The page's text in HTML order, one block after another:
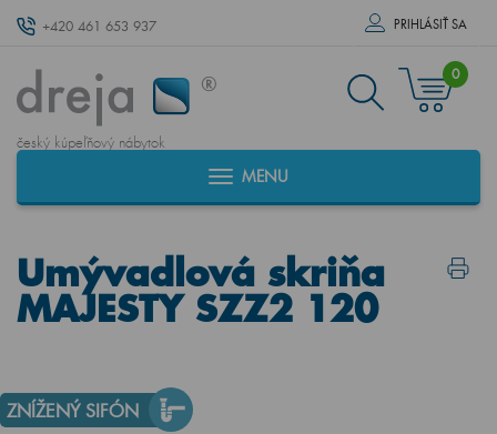
+420 461 653 937 PRIHLÁSIŤ SA
český kúpeľňový nábytok
0
MENU
Umývadlová skriňa
MAJESTY SZZ2 120
ZNÍŽENÝ SIFÓN